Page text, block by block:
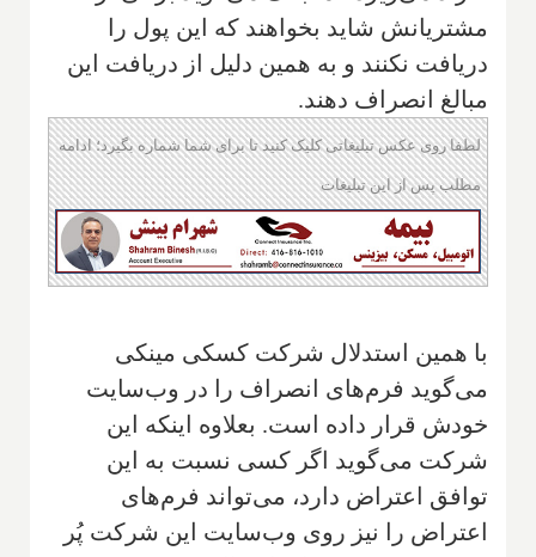
مشتریانش شاید بخواهند که این پول را
دریافت نکنند و به همین دلیل از دریافت این
مبالغ انصراف دهند.
لطفا روی عکس تبلیغاتی کلیک کنید تا برای شما شماره بگیرد؛ ادامه
مطلب پس از این تبلیغات
با همین استدلال شرکت کسکی مینکی
می‌گوید فرم‌های انصراف را در وب‌سایت
خودش قرار داده است. بعلاوه اینکه این
شرکت می‌گوید اگر کسی نسبت به این
توافق اعتراض دارد، می‌تواند فرم‌های
اعتراض را نیز روی وب‌سایت این شرکت پُر